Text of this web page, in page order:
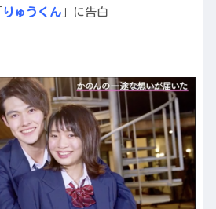
りゅうくん 」に告白